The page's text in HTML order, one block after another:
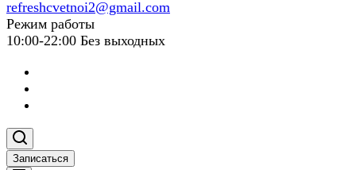
refreshcvetnoi2@gmail.com
Режим работы
10:00-22:00 Без выходных
Записаться